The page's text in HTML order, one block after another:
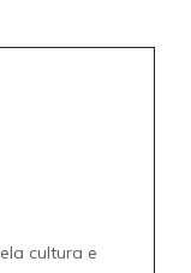
cultura e